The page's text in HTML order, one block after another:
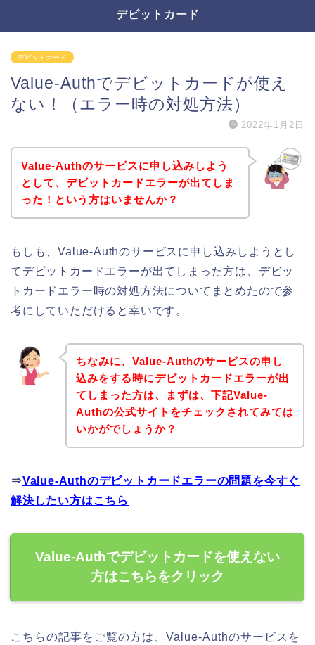
デビットカード
デビットカード
Value-Authでデビットカードが使え
ない！（エラー時の対処方法）
2022年1月2日
Value-Authのサービスに申し込みしよう
として、デビットカードエラーが出てしま
った！という方はいませんか？
もしも、Value-Authのサービスに申し込みしようとし
てデビットカードエラーが出てしまった方は、デビッ
トカードエラー時の対処方法についてまとめたので参
考にしていただけると幸いです。
ちなみに、Value-Authのサービスの申し
込みをする時にデビットカードエラーが出
てしまった方は、まずは、下記Value-
Authの公式サイトをチェックされてみては
いかがでしょうか？
⇒Value-Authのデビットカードエラーの問題を今すぐ
解決したい方はこちら
Value-Authでデビットカードを使えない
方はこちらをクリック
こちらの記事をご覧の方は、Value-Authのサービスを